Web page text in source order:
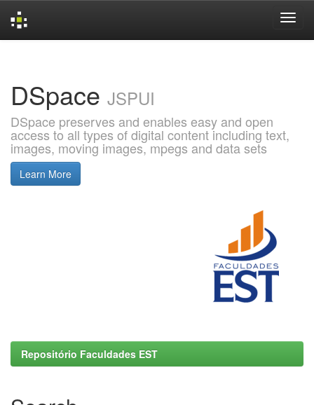
DSpace JSPUI
DSpace preserves and enables easy and open
access to all types of digital content including text,
images, moving images, mpegs and data sets
Learn More
Repositório Faculdades EST